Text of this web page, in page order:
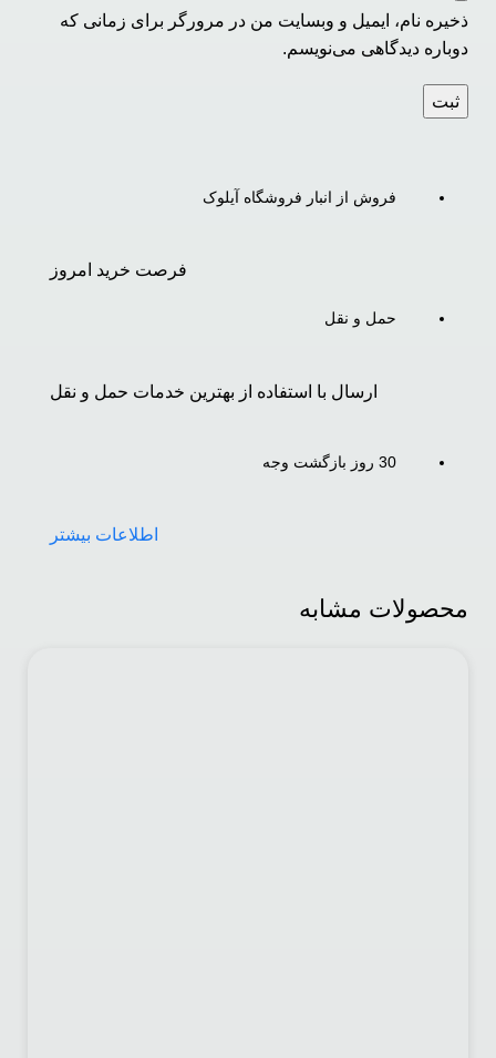
ذخیره نام، ایمیل و وبسایت من در مرورگر برای زمانی که
دوباره دیدگاهی می‌نویسم.
فروش از انبار فروشگاه آیلوک
فرصت خرید امروز
حمل و نقل
ارسال با استفاده از بهترین خدمات حمل و نقل
30 روز بازگشت وجه
اطلاعات بیشتر
محصولات مشابه